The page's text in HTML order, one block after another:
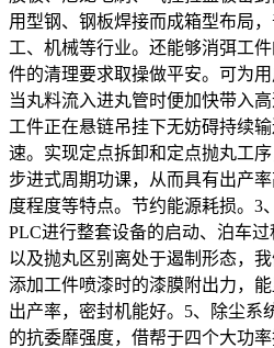
用型钢、钢板焊接而成箱型布局
工、机械等行业。还能够消弭工
件的清理要求取操做平安。可为
当丸料流入进丸管时便加快带入
工件正在悬链吊挂下无妨碍持续
速。实现定点拆卸和定点抛丸工序
步进式周期功课，从而具有出产
度程度等特点。节约能源耗损。3
PLC进行整套设备的启动、泊车
以及抛丸区别离处于遏制形态，我
添加工件喷漆时的漆膜附出力，
出产率，密封机能好。5、除尘系
的抗委靡强度，借帮于四个大功